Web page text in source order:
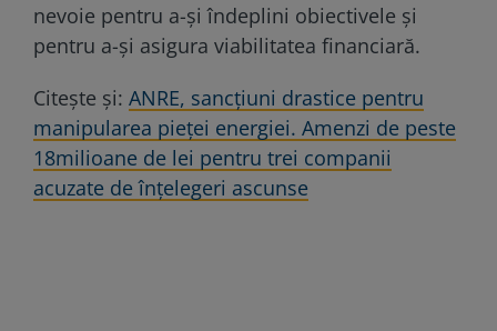
nevoie pentru a-și îndeplini obiectivele și
pentru a-și asigura viabilitatea financiară.
Citește și: ANRE, sancțiuni drastice pentru
manipularea pieței energiei. Amenzi de peste
18milioane de lei pentru trei companii
acuzate de înțelegeri ascunse